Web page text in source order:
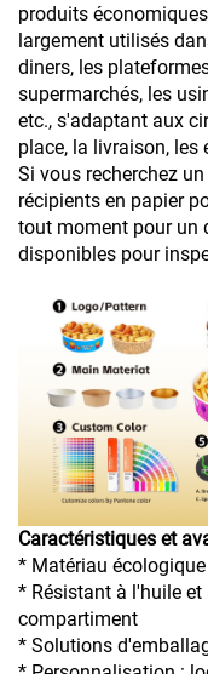
produits
largement utilisés
diners, les
supermarchés, les
etc., s'adaptant aux
place, la livraison, les
Si vous recherchez
récipients en papier
tout moment pour un
disponibles pour
Caractéristiques et
* Matériau
* Résistant à l'huile
compartiment
* Solutions